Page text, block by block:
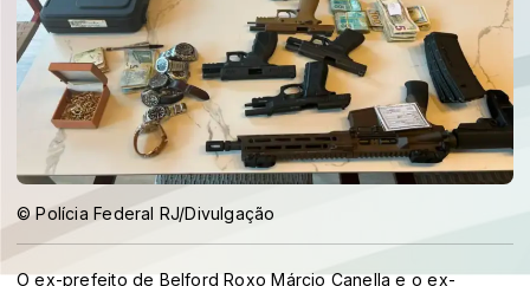
© Polícia Federal RJ/Divulgação
O ex-prefeito de Belford Roxo Márcio Canella e o ex-